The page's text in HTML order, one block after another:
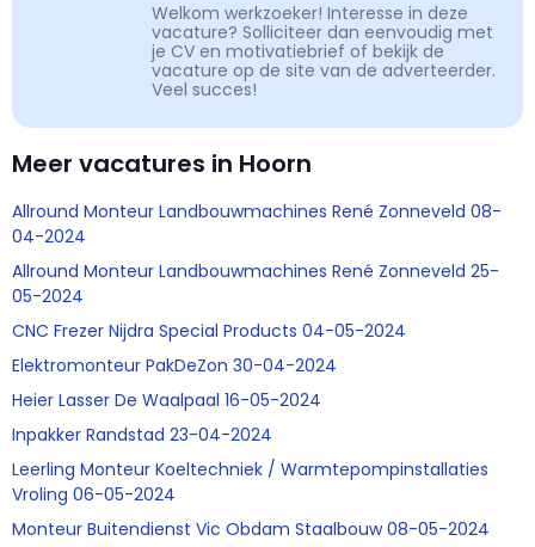
Welkom werkzoeker! Interesse in deze
vacature? Solliciteer dan eenvoudig met
je CV en motivatiebrief of bekijk de
vacature op de site van de adverteerder.
Veel succes!
Meer vacatures in Hoorn
Allround Monteur Landbouwmachines René Zonneveld 08-
04-2024
Allround Monteur Landbouwmachines René Zonneveld 25-
05-2024
CNC Frezer Nijdra Special Products 04-05-2024
Elektromonteur PakDeZon 30-04-2024
Heier Lasser De Waalpaal 16-05-2024
Inpakker Randstad 23-04-2024
Leerling Monteur Koeltechniek / Warmtepompinstallaties
Vroling 06-05-2024
Monteur Buitendienst Vic Obdam Staalbouw 08-05-2024